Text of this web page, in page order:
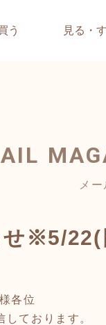
う 見る・
メ
※5/22(
各位
ております。